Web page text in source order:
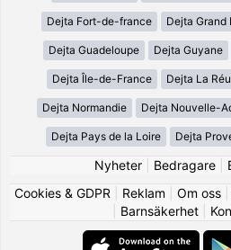
Dejta Fort-de-france Dejta Grand
Dejta Guadeloupe Dejta Guyane
Dejta Île-de-France Dejta La
Dejta Normandie Dejta Nouvelle-
Dejta Pays de la Loire Dejta
Nyheter| Bedragare|
Cookies & GDPR
Reklam Om oss|
Barnsäkerhet|